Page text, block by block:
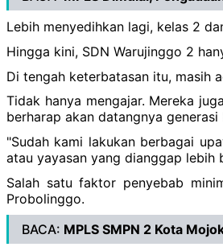
‎Lebih menyedihkan lagi, kelas 2
‎Hingga kini, SDN Warujinggo 2
‎Di tengah keterbatasan itu, masih
‎Tidak hanya mengajar. Mereka
berharap akan datangnya
‎"Sudah kami lakukan berbagai
atau yayasan yang dianggap lebih
Salah satu faktor penyebab
Probolinggo.
BACA: MPLS SMPN 2 Kota